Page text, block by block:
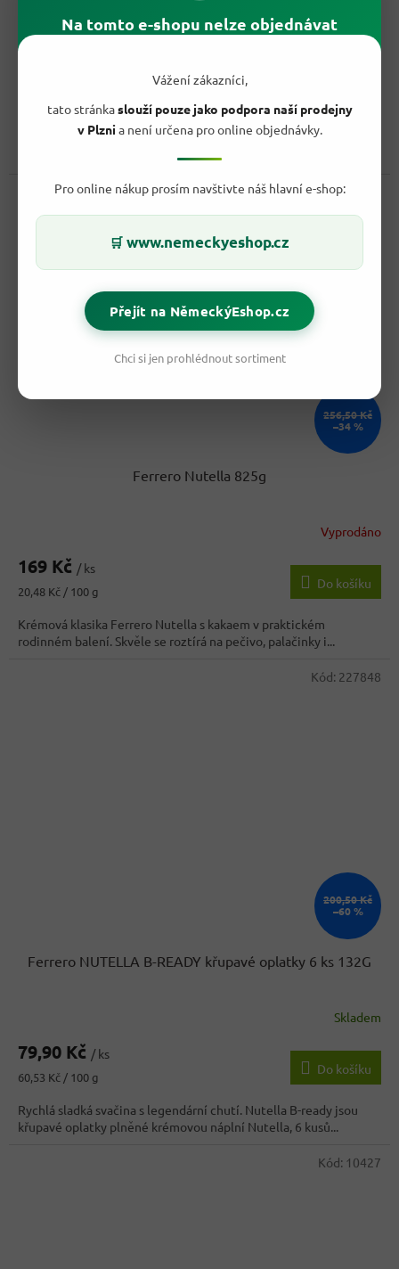
Na tomto e-shopu nelze objednávat
Vážení zákazníci,
tato stránkaslouží pouze jako podpora naší prodejny
v Plznia není určena pro online objednávky.
Pro online nákup prosím navštivte náš hlavní e-shop:
🛒 www.nemeckyeshop.cz
Přejít na NěmeckýEshop.cz
Chci si jen prohlédnout sortiment
Průměrné
Skladem
Měrná
22,20 Kč / 100 g
Netřeba představovat. Jedna z nejoblíbenějších lískooříškových
Novinka
256,50 Kč
–34 %
Ferrero Nutella 825g
produktu
4,5
z
Vyprodáno
169 Kč / ks
Měrná
20,48 Kč / 100 g
Do košíku
Krémová klasika Ferrero Nutella s kakaem v praktickém
rodinném balení. Skvěle se roztírá na pečivo, palačinky i...
Kód:409627
200,50 Kč
–60 %
Ferrero NUTELLA B-READY křupavé oplatky 6 ks 132G
produktu
4,2
z
5
hvězdiček.
Skladem
79,90 Kč / ks
Měrná
60,53 Kč / 100 g
Do košíku
Rychlá sladká svačina s legendární chutí. Nutella B-ready jsou
křupavé oplatky plněné krémovou náplní Nutella, 6 kusů...
Kód: 227848
Kód: 10427